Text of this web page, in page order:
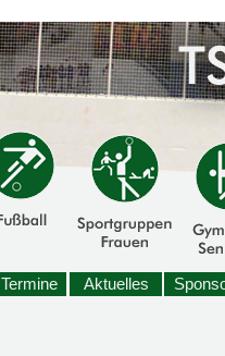
Termine Aktuelles